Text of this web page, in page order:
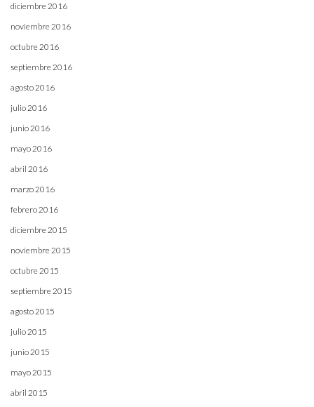
diciembre 2016
noviembre 2016
octubre 2016
septiembre 2016
agosto 2016
julio 2016
junio 2016
mayo 2016
abril 2016
marzo 2016
febrero 2016
diciembre 2015
noviembre 2015
octubre 2015
septiembre 2015
agosto 2015
julio 2015
junio 2015
mayo 2015
abril 2015